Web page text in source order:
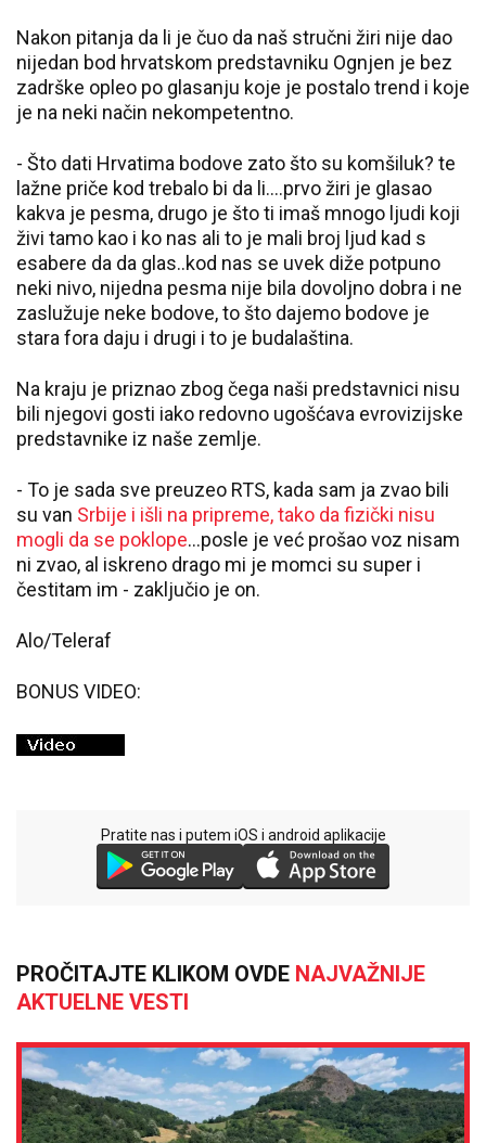
Nakon pitanja da li je čuo da naš stručni žiri nije dao
nijedan bod hrvatskom predstavniku Ognjen je bez
zadrške opleo po glasanju koje je postalo trend i koje
je na neki način nekompetentno.
- Što dati Hrvatima bodove zato što su komšiluk? te
lažne priče kod trebalo bi da li....prvo žiri je glasao
kakva je pesma, drugo je što ti imaš mnogo ljudi koji
živi tamo kao i ko nas ali to je mali broj ljud kad s
esabere da da glas..kod nas se uvek diže potpuno
neki nivo, nijedna pesma nije bila dovoljno dobra i ne
zaslužuje neke bodove, to što dajemo bodove je
stara fora daju i drugi i to je budalaština.
Na kraju je priznao zbog čega naši predstavnici nisu
bili njegovi gosti iako redovno ugošćava evrovizijske
predstavnike iz naše zemlje.
- To je sada sve preuzeo RTS, kada sam ja zvao bili
su van Srbije i išli na pripreme, tako da fizički nisu
mogli da se poklope...posle je već prošao voz nisam
ni zvao, al iskreno drago mi je momci su super i
čestitam im - zaključio je on.
Alo/Teleraf
BONUS VIDEO:
Pratite nas i putem iOS i android aplikacije
PROČITAJTE KLIKOM OVDE NAJVAŽNIJE
AKTUELNE VESTI